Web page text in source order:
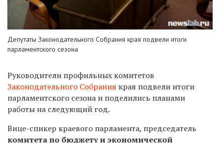
Депутаты Законодательного Собрания края подвели итоги
парламентского сезона
Руководители профильных комитетов
Законодательного Собрания края подвели итоги
парламентского сезона и поделились планами
работы на следующий год.
Вице-спикер краевого парламента, председатель
комитета по бюджету и экономической